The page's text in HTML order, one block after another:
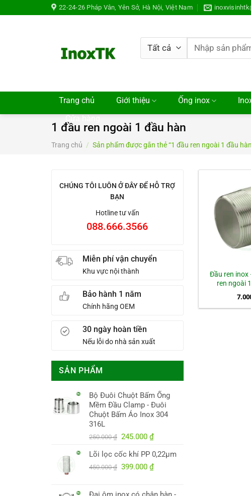
đến
22-24-26 Pháp Vân, Yên Sở, Hà Nội, Việt Nam
Tìm
kiếm:
Trang chủ Giới thiệu Ống inox
1 đầu ren ngoài 1 đầu hàn
Trang chủ / Sản phẩm được gắn thẻ “1 đầu ren ngoài 1 đầu
CHÚNG TÔI LUÔN Ở ĐÂY ĐỂ HỖ TRỢ
BẠN
Hotline tư vấn
088.666.3566
Miễn phí vận chuyển
Khu vực nội thành
Bảo hành 1 năm
Chính hãng OEM
30 ngày hoàn tiền
Nếu lỗi do nhà sản xuất
SẢN PHẨM
Bộ Đuôi Chuột Bấm Ống
Mềm Đầu Clamp - Đuôi
Chuột Bấm Áo Inox 304
316L
250.000₫ Giá
là:
250.000 ₫.
245.000 ₫Giá
tại
là:
Lõi lọc cốc khí PP 0,22µm
450.000₫ Giá
399.000 ₫Giá
Đầu ren inox
ren ngoài